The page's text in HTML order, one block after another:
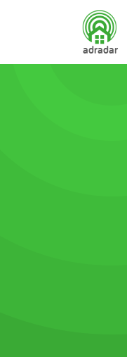
adradar